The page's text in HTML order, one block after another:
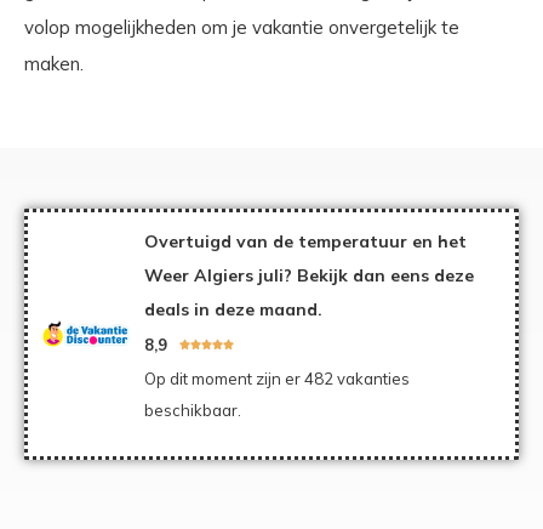
volop mogelijkheden om je vakantie onvergetelijk te
maken.
Overtuigd van de temperatuur en het
Weer Algiers juli? Bekijk dan eens deze
deals in deze maand.
8,9 
Op dit moment zijn er 482 vakanties
beschikbaar.